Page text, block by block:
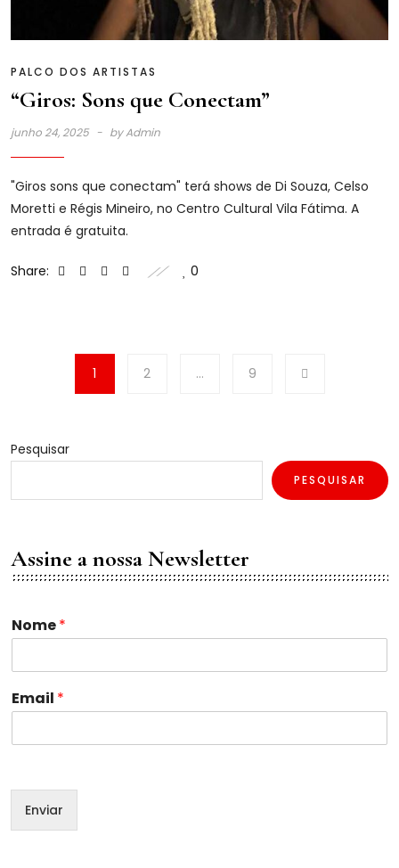
PALCO DOS ARTISTAS
“Giros: Sons que Conectam”
junho 24, 2025 byAdmin
"Giros sons que conectam" terá shows de Di Souza, Celso
Moretti e Régis Mineiro, no Centro Cultural Vila Fátima. A
entrada é gratuita.
Share: 0
1 2 … 9
Pesquisar
PESQUISAR
Assine a nossa Newsletter
Nome*
E
m
i
o
e
Email *
Enviar